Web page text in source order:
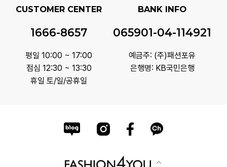
CUSTOMER CENTER
1666-8657
평일 10:00 ~ 17:00
점심 12:30 ~ 13:30
휴일 토/일/공휴일
BANK INFO
065901-04-114921
예금주: (주)패션포유
은행명: KB국민은행